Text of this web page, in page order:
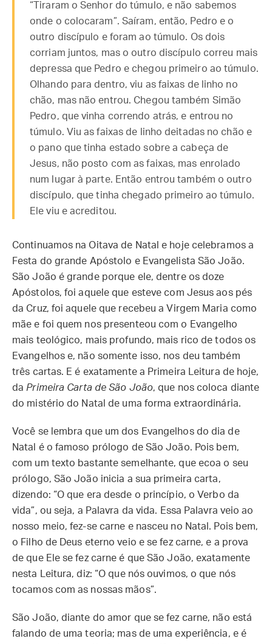
“Tiraram o Senhor do túmulo, e não sabemos
onde o colocaram”. Saíram, então, Pedro e o
outro discípulo e foram ao túmulo. Os dois
corriam juntos, mas o outro discípulo correu mais
depressa que Pedro e chegou primeiro ao túmulo.
Olhando para dentro, viu as faixas de linho no
chão, mas não entrou. Chegou também Simão
Pedro, que vinha correndo atrás, e entrou no
túmulo. Viu as faixas de linho deitadas no chão e
o pano que tinha estado sobre a cabeça de
Jesus, não posto com as faixas, mas enrolado
num lugar à parte. Então entrou também o outro
discípulo, que tinha chegado primeiro ao túmulo.
Ele viu e acreditou.
Continuamos na Oitava de Natal e hoje celebramos a
Festa do grande Apóstolo e Evangelista São João.
São João é grande porque ele, dentre os doze
Apóstolos, foi aquele que esteve com Jesus aos pés
da Cruz, foi aquele que recebeu a Virgem Maria como
mãe e foi quem nos presenteou com o Evangelho
mais teológico, mais profundo, mais rico de todos os
Evangelhos e, não somente isso, nos deu também
três cartas. E é exatamente a Primeira Leitura de hoje,
da Primeira Carta de São João, que nos coloca diante
do mistério do Natal de uma forma extraordinária.
Você se lembra que um dos Evangelhos do dia de
Natal é o famoso prólogo de São João. Pois bem,
com um texto bastante semelhante, que ecoa o seu
prólogo, São João inicia a sua primeira carta,
dizendo: “O que era desde o princípio, o Verbo da
vida”, ou seja, a Palavra da vida. Essa Palavra veio ao
nosso meio, fez-se carne e nasceu no Natal. Pois bem,
o Filho de Deus eterno veio e se fez carne, e a prova
de que Ele se fez carne é que São João, exatamente
nesta Leitura, diz: “O que nós ouvimos, o que nós
tocamos com as nossas mãos”.
São João, diante do amor que se fez carne, não está
falando de uma teoria; mas de uma experiência, e é